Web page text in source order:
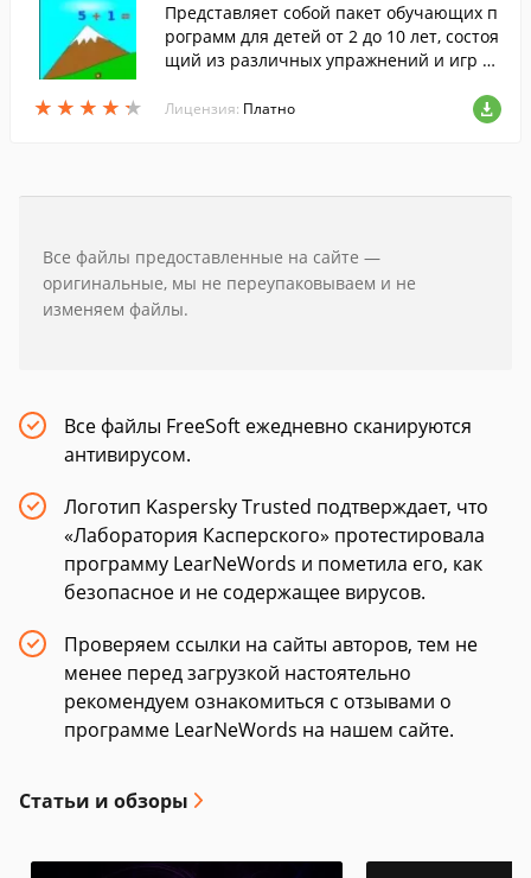
★ ★ ★ ★ ★
★ ★ ★ ★ ★
Представляет собой пакет обучающих п
рограмм для детей от 2 до 10 лет, состоя
щий из различных упражнений и игр об
Лицензия: Платно
Все файлы предоставленные на сайте —
оригинальные, мы не переупаковываем и не
изменяем файлы.
Все файлы FreeSoft ежедневно сканируются
антивирусом.
Логотип Kaspersky Trusted подтверждает, что
«Лаборатория Касперского» протестировала
программу LearNeWords и пометила его, как
безопасное и не содержащее вирусов.
Проверяем ссылки на сайты авторов, тем не
менее перед загрузкой настоятельно
рекомендуем ознакомиться с отзывами о
программе LearNeWords на нашем сайте.
Статьи и обзоры